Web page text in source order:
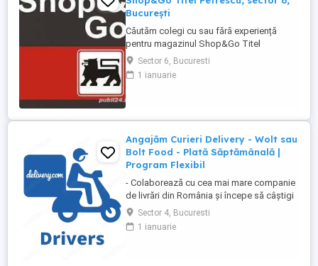
București
Căutăm colegi cu sau fără experiență
pentru magazinul Shop&Go Titel
Petrescu, sector 6, București
Responsabilități: - scanarea produselor
pe casa de marcat și încasarea
verificarea termenelor de valabilitate; -
menținerea ...
Sector 6, Bucuresti
1 ianuarie
Angajăm Curieri Delivery - Wolt sau
Bolt Food - Plată Săptămânală |
Program Flexibil
- Colaborează cu cea mai mare companie
de livrări din România și începe să câștigi
rapid! - Cerințe: Minim 18 ani Mijloc de
transport propriu (mașină, scuter,
motocicletă sau bicicletă) Telefon mobil
Sector 4, Bucuresti
1 ianuarie